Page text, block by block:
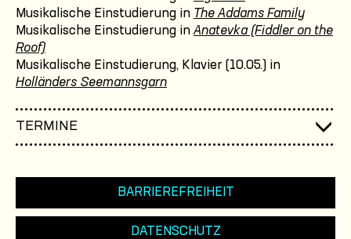
Musikalische Einstudierung in The Addams Family
Musikalische Einstudierung in Anatevka (Fiddler on the
Roof)
Musikalische Einstudierung, Klavier (10.05.) in
Holländers Seemannsgarn
TERMINE
BARRIEREFREIHEIT
DATENSCHUTZ